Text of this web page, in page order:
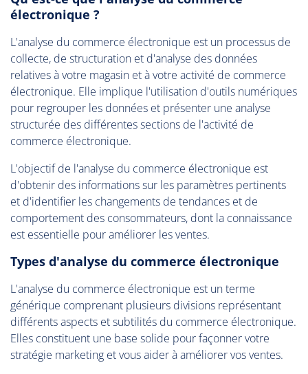
électronique ?
L'analyse du commerce électronique est un processus de
collecte, de structuration et d'analyse des données
relatives à votre magasin et à votre activité de commerce
électronique. Elle implique l'utilisation d'outils numériques
pour regrouper les données et présenter une analyse
structurée des différentes sections de l'activité de
commerce électronique.
L'objectif de l'analyse du commerce électronique est
d'obtenir des informations sur les paramètres pertinents
et d'identifier les changements de tendances et de
comportement des consommateurs, dont la connaissance
est essentielle pour améliorer les ventes.
Types d'analyse du commerce électronique
L'analyse du commerce électronique est un terme
générique comprenant plusieurs divisions représentant
différents aspects et subtilités du commerce électronique.
Elles constituent une base solide pour façonner votre
stratégie marketing et vous aider à améliorer vos ventes.